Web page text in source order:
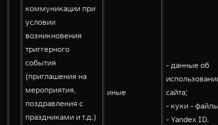
коммуникации при
условии
возникновения
триггерного
события
(приглашения на
мероприятия,
поздравления с
праздниками и т.д.)
иные
- данные об
сайта;
- куки -
- Yandex ID.